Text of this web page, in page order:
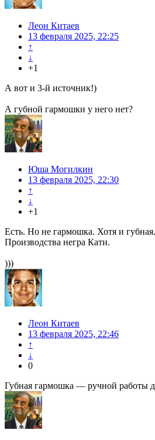
Леон Китаев
13 февраля 2025, 22:25
↑
↓
+1
А вот и 3-й источник!)
А губной гармошки у него нет?
Юша Могилкин
13 февраля 2025, 22:30
↑
↓
+1
Есть. Но не гармошка. Хотя и губная.
Производства негра Кати.
)))
Леон Китаев
13 февраля 2025, 22:46
↑
↓
0
Губная гармошка — ручной работы